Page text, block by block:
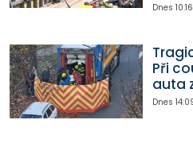
Dnes 10:16
Při
auta
Dnes